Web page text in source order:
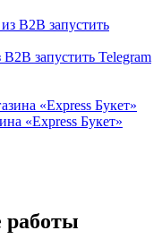
запустить Telegram
«Express Букет»
работы